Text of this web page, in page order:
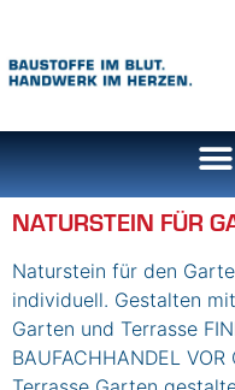
NATURSTEIN FÜR
Naturstein für den
individuell. Gestalten
Garten und Terrasse
BAUFACHHANDEL